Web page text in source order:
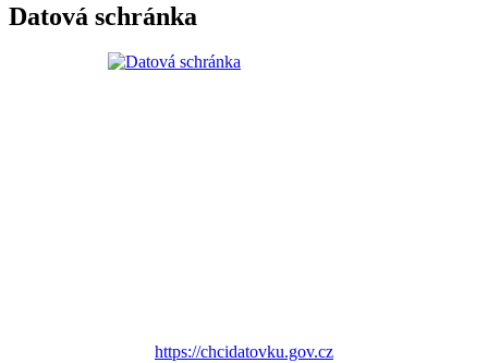
Datová schránka
https://chcidatovku.gov.cz